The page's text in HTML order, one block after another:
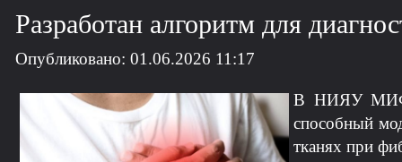
Разработан алгоритм для
Опубликовано: 01.06.2026 11:17
В НИЯУ МИФИ
способный
тканях при